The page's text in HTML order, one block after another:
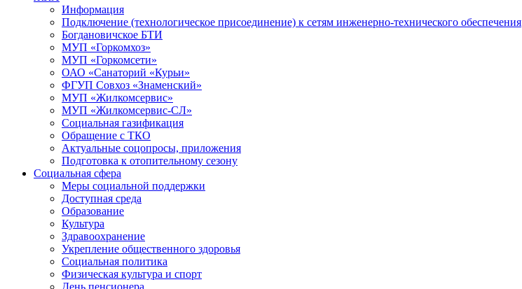
Информация
Подключение (технологическое присоединение) к сетям инженерно-технического обеспечения
Богдановичское БТИ
МУП «Горкомхоз»
МУП «Горкомсети»
ОАО «Санаторий «Курьи»
ФГУП Совхоз «Знаменский»
МУП «Жилкомсервис»
МУП «Жилкомсервис-СЛ»
Социальная газификация
Обращение с ТКО
Актуальные соцопросы, приложения
Подготовка к отопительному сезону
Социальная сфера
Меры социальной поддержки
Доступная среда
Образование
Культура
Здравоохранение
Укрепление общественного здоровья
Социальная политика
Физическая культура и спорт
День пенсионера